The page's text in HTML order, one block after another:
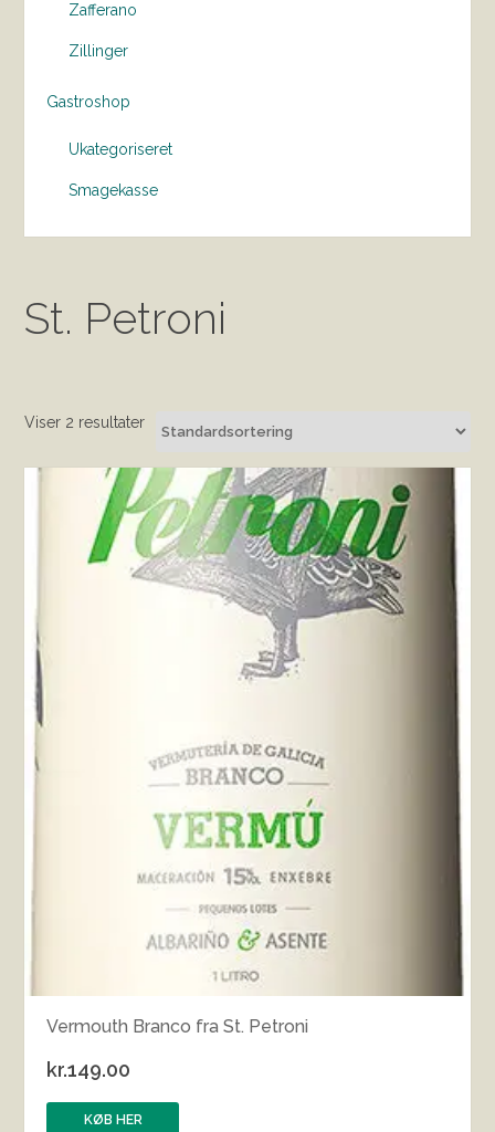
Zafferano
Zillinger
Gastroshop
Ukategoriseret
Smagekasse
St. Petroni
Viser 2 resultater
Vermouth Branco fra St. Petroni
kr.149.00
KØB HER